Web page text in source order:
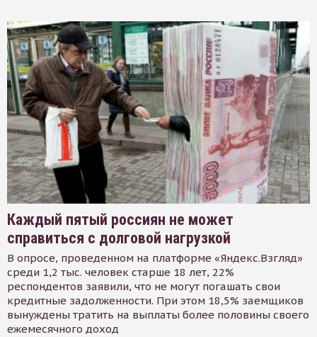
Каждый пятый россиян не может
справиться с долговой нагрузкой
В опросе, проведенном на платформе «Яндекс.Взгляд»
среди 1,2 тыс. человек старше 18 лет, 22%
респондентов заявили, что не могут погашать свои
кредитные задолженности. При этом 18,5% заемщиков
вынуждены тратить на выплаты более половины своего
ежемесячного доход